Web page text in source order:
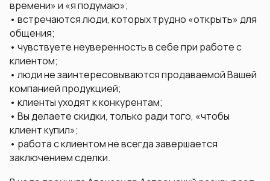
времени» и «я подумаю»;
• встречаются люди, которых трудно «открыть» для
общения;
• чувствуете неуверенность в себе при работе с
клиентом;
• люди не заинтересовываются продаваемой Вашей
компанией продукцией;
• клиенты уходят к конкурентам;
• Вы делаете скидки, только ради того, «чтобы
клиент купил»;
• работа с клиентом не всегда завершается
заключением сделки.